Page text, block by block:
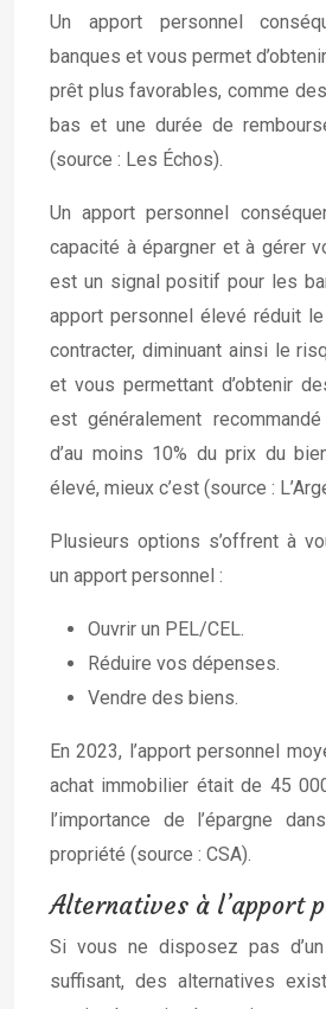
Un apport personnel
banques et vous permet
prêt plus favorables, comme
bas et une durée de
(source : Les Échos).
Un apport personnel
capacité à épargner et à gérer
est un signal positif pour les
apport personnel élevé réduit
contracter, diminuant ainsi le
et vous permettant d’obtenir
est généralement
d’au moins 10% du prix du
élevé, mieux c’est (source :
Plusieurs options s’offrent à
un apport personnel :
Ouvrir un PEL/CEL.
Réduire vos dépenses.
Vendre des biens.
En 2023, l’apport personnel
achat immobilier était de 45
l’importance de l’épargne
propriété (source : CSA).
Alternatives à l’apport
Si vous ne disposez pas
suffisant, des alternatives